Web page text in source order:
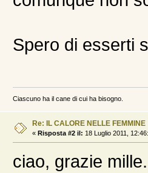
Spero di esserti
Ciascuno ha il cane di cui ha bisogno.
Re: IL CALORE NELLE FEMMINE
« Risposta #2 il: 18 Luglio 2011,
ciao, grazie